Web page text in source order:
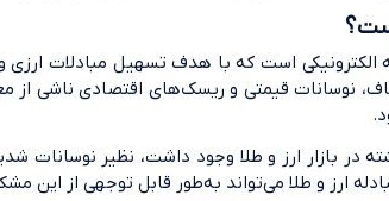
الکترونیکی است که با هدف تسهیل مبادلات
نوسانات قیمتی و ریسک‌های اقتصادی ناشی از
در بازار ارز و طلا وجود داشت، نظیر نوسانات
ارز و طلا می‌تواند به‌طور قابل توجهی از این